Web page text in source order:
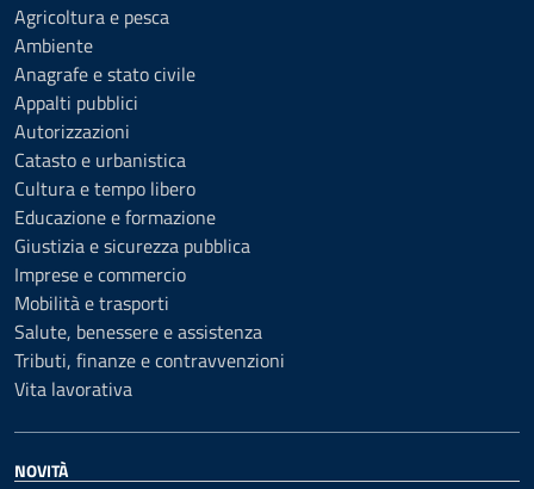
Agricoltura e pesca
Ambiente
Anagrafe e stato civile
Appalti pubblici
Autorizzazioni
Catasto e urbanistica
Cultura e tempo libero
Educazione e formazione
Giustizia e sicurezza pubblica
Imprese e commercio
Mobilità e trasporti
Salute, benessere e assistenza
Tributi, finanze e contravvenzioni
Vita lavorativa
NOVITÀ